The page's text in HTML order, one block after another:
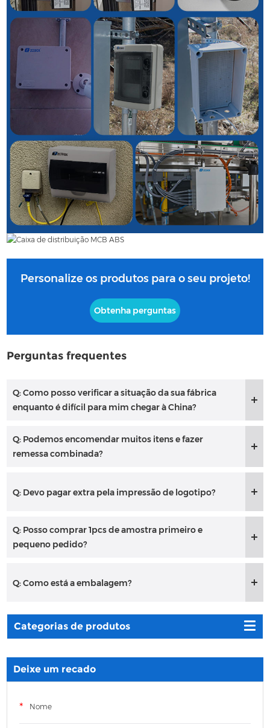
Personalize os produtos para o seu projeto!
Obtenha perguntas
Perguntas frequentes
Q: Como posso verificar a situação da sua fábrica
enquanto é difícil para mim chegar à China?
Q: Podemos encomendar muitos itens e fazer
remessa combinada?
Q: Devo pagar extra pela impressão de logotipo?
Q: Posso comprar 1pcs de amostra primeiro e
pequeno pedido?
Q: Como está a embalagem?
Categorias de produtos
Deixe um recado